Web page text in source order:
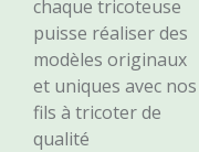
chaque tricoteuse
puisse réaliser des
modèles originaux
et uniques avec nos
fils à tricoter de
qualité